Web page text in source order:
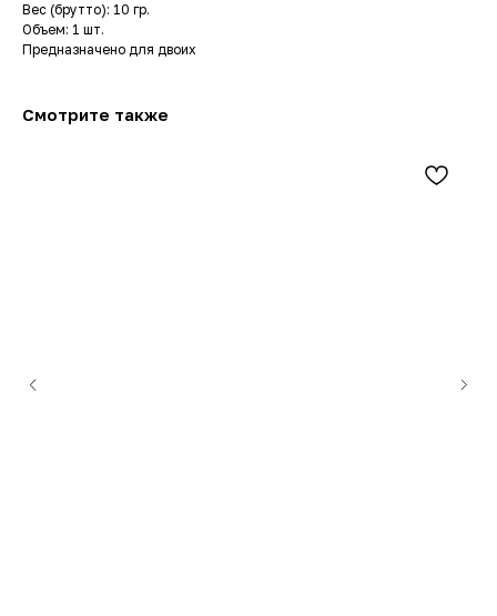
Вес (брутто): 10 гр.
Объем: 1 шт.
Предназначено для двоих
Смотрите также